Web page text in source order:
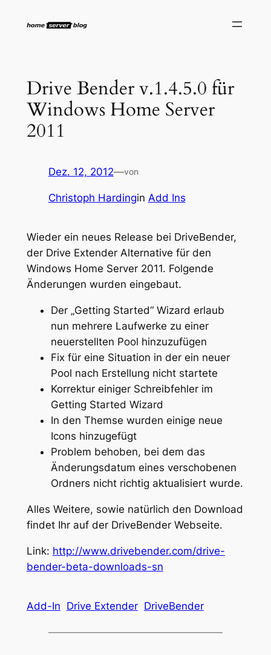
Inhalt
Drive Bender v.1.4.5.0 für
Windows Home Server
2011
Dez. 12, 2012—von
Christoph Hardingin Add Ins
Wieder ein neues Release bei DriveBender,
der Drive Extender Alternative für den
Windows Home Server 2011. Folgende
Änderungen wurden eingebaut.
Der „Getting Started“ Wizard erlaub
nun mehrere Laufwerke zu einer
neuerstellten Pool hinzuzufügen
Fix für eine Situation in der ein neuer
Pool nach Erstellung nicht startete
Korrektur einiger Schreibfehler im
Getting Started Wizard
In den Themse wurden einige neue
Icons hinzugefügt
Problem behoben, bei dem das
Änderungsdatum eines verschobenen
Ordners nicht richtig aktualisiert wurde.
Alles Weitere, sowie natürlich den Download
findet Ihr auf der DriveBender Webseite.
Link: http://www.drivebender.com/drive-
bender-beta-downloads-sn
Add-In Drive Extender DriveBender